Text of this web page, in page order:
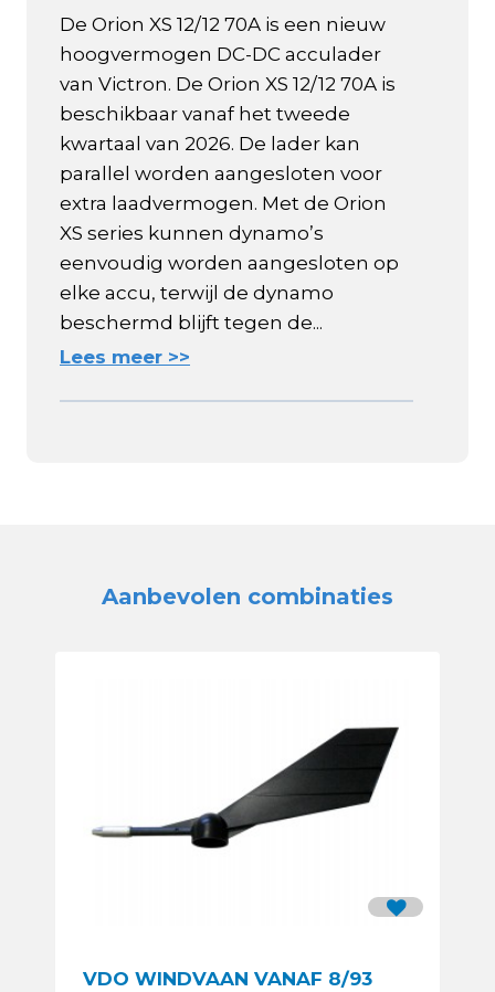
De Orion XS 12/12 70A is een nieuw
hoogvermogen DC-DC acculader
van Victron. De Orion XS 12/12 70A is
beschikbaar vanaf het tweede
kwartaal van 2026. De lader kan
parallel worden aangesloten voor
extra laadvermogen. Met de Orion
XS series kunnen dynamo’s
eenvoudig worden aangesloten op
elke accu, terwijl de dynamo
beschermd blijft tegen de...
Lees meer >>
Aanbevolen combinaties
VDO WINDVAAN VANAF 8/93